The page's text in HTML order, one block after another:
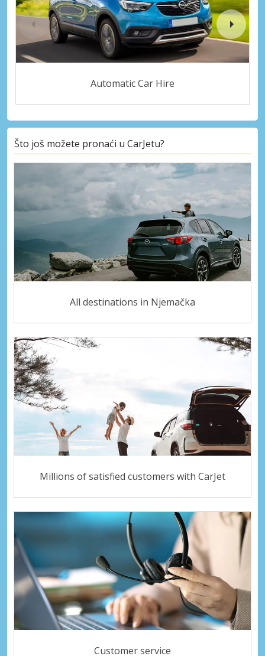
Automatic Car Hire
Što još možete pronaći u CarJetu?
All destinations in Njemačka
Millions of satisfied customers with CarJet
Customer service